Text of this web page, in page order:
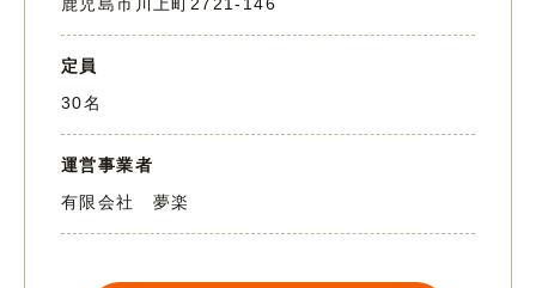
定員
30名
運営事業者
有限会社 夢楽